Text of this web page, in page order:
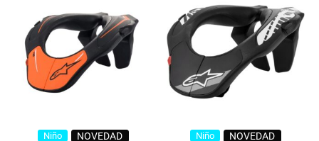
Niño
NOVEDAD
Niño
NOVEDAD